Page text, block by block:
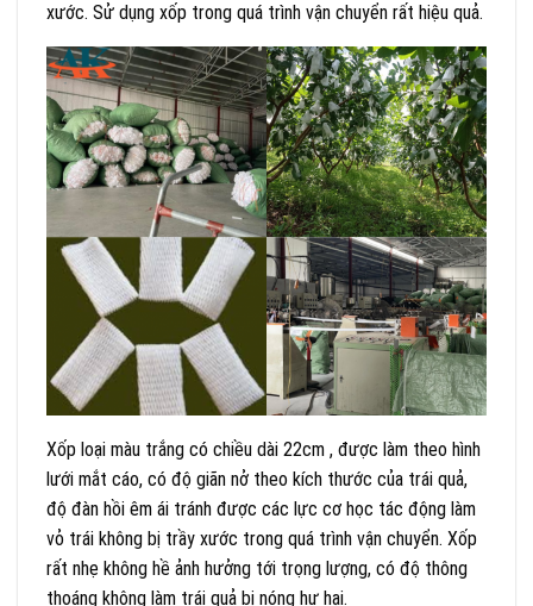
xước. Sử dụng xốp trong quá trình vận chuyển rất hiệu quả.
Xốp loại màu trắng có chiều dài 22cm , được làm theo hình
lưới mắt cáo, có độ giãn nở theo kích thước của trái quả,
độ đàn hồi êm ái tránh được các lực cơ học tác động làm
vỏ trái không bị trầy xước trong quá trình vận chuyển. Xốp
rất nhẹ không hề ảnh hưởng tới trọng lượng, có độ thông
thoáng không làm trái quả bị nóng hư hại.